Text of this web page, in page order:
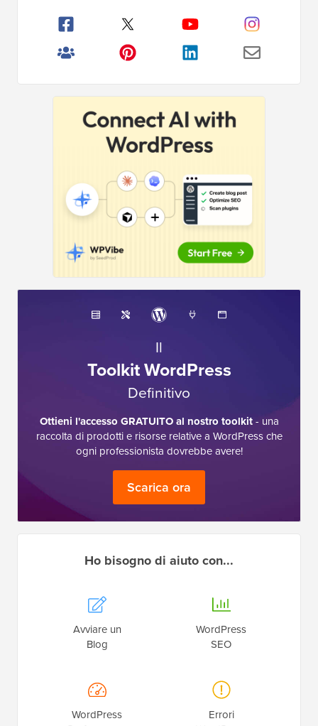
Il
Toolkit WordPress
Definitivo
Ottieni l'accesso GRATUITO al nostro toolkit- una
raccolta di prodotti e risorse relative a WordPress che
ogni professionista dovrebbe avere!
Scarica ora
Ho bisogno di aiuto con...
Avviare un
Blog
WordPress
SEO
WordPress
Errori